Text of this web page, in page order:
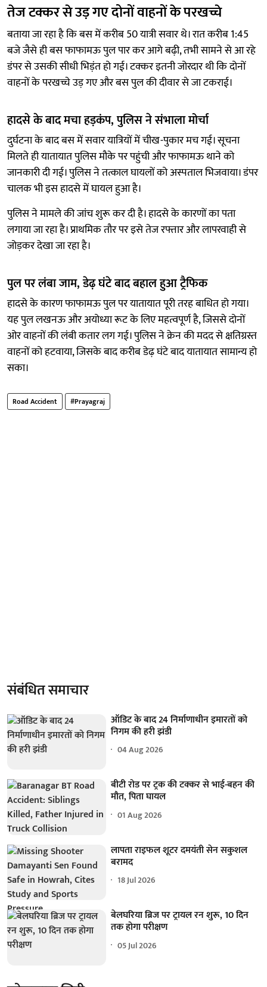
तेज टक्कर से उड़ गए दोनों वाहनों के परखच्चे
बताया जा रहा है कि बस में करीब 50 यात्री सवार थे। रात करीब 1:45
बजे जैसे ही बस फाफामऊ पुल पार कर आगे बढ़ी, तभी सामने से आ रहे
डंपर से उसकी सीधी भिड़ंत हो गई। टक्कर इतनी जोरदार थी कि दोनों
वाहनों के परखच्चे उड़ गए और बस पुल की दीवार से जा टकराई।
हादसे के बाद मचा हड़कंप, पुलिस ने संभाला मोर्चा
दुर्घटना के बाद बस में सवार यात्रियों में चीख-पुकार मच गई। सूचना
मिलते ही यातायात पुलिस मौके पर पहुंची और फाफामऊ थाने को
जानकारी दी गई। पुलिस ने तत्काल घायलों को अस्पताल भिजवाया। डंपर
चालक भी इस हादसे में घायल हुआ है।
पुलिस ने मामले की जांच शुरू कर दी है। हादसे के कारणों का पता
लगाया जा रहा है। प्राथमिक तौर पर इसे तेज रफ्तार और लापरवाही से
जोड़कर देखा जा रहा है।
पुल पर लंबा जाम, डेढ़ घंटे बाद बहाल हुआ ट्रैफिक
हादसे के कारण फाफामऊ पुल पर यातायात पूरी तरह बाधित हो गया।
यह पुल लखनऊ और अयोध्या रूट के लिए महत्वपूर्ण है, जिससे दोनों
ओर वाहनों की लंबी कतार लग गई। पुलिस ने क्रेन की मदद से क्षतिग्रस्त
वाहनों को हटवाया, जिसके बाद करीब डेढ़ घंटे बाद यातायात सामान्य हो
सका।
Road Accident #Prayagraj
संबंधित समाचार
ऑडिट के बाद 24 निर्माणाधीन इमारतों को
निगम की हरी झंडी
04 Aug 2026
बीटी रोड पर ट्रक की टक्कर से भाई-बहन की
मौत, पिता घायल
01 Aug 2026
लापता राइफल शूटर दमयंती सेन सकुशल
बरामद
18 Jul 2026
बेलघरिया ब्रिज पर ट्रायल रन शुरू, 10 दिन
तक होगा परीक्षण
05 Jul 2026